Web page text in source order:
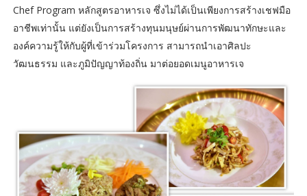
Chef Program หลักสูตรอาหารเจ ซึ่งไม่ได้เป็นเพียงการสร้างเชฟมือ
อาชีพเท่านั้น แต่ยังเป็นการสร้างทุนมนุษย์ผ่านการพัฒนาทักษะและ
องค์ความรู้ให้กับผู้ที่เข้าร่วมโครงการ สามารถนำเอาศิลปะ
วัฒนธรรม และภูมิปัญญาท้องถิ่น มาต่อยอดเมนูอาหารเจ